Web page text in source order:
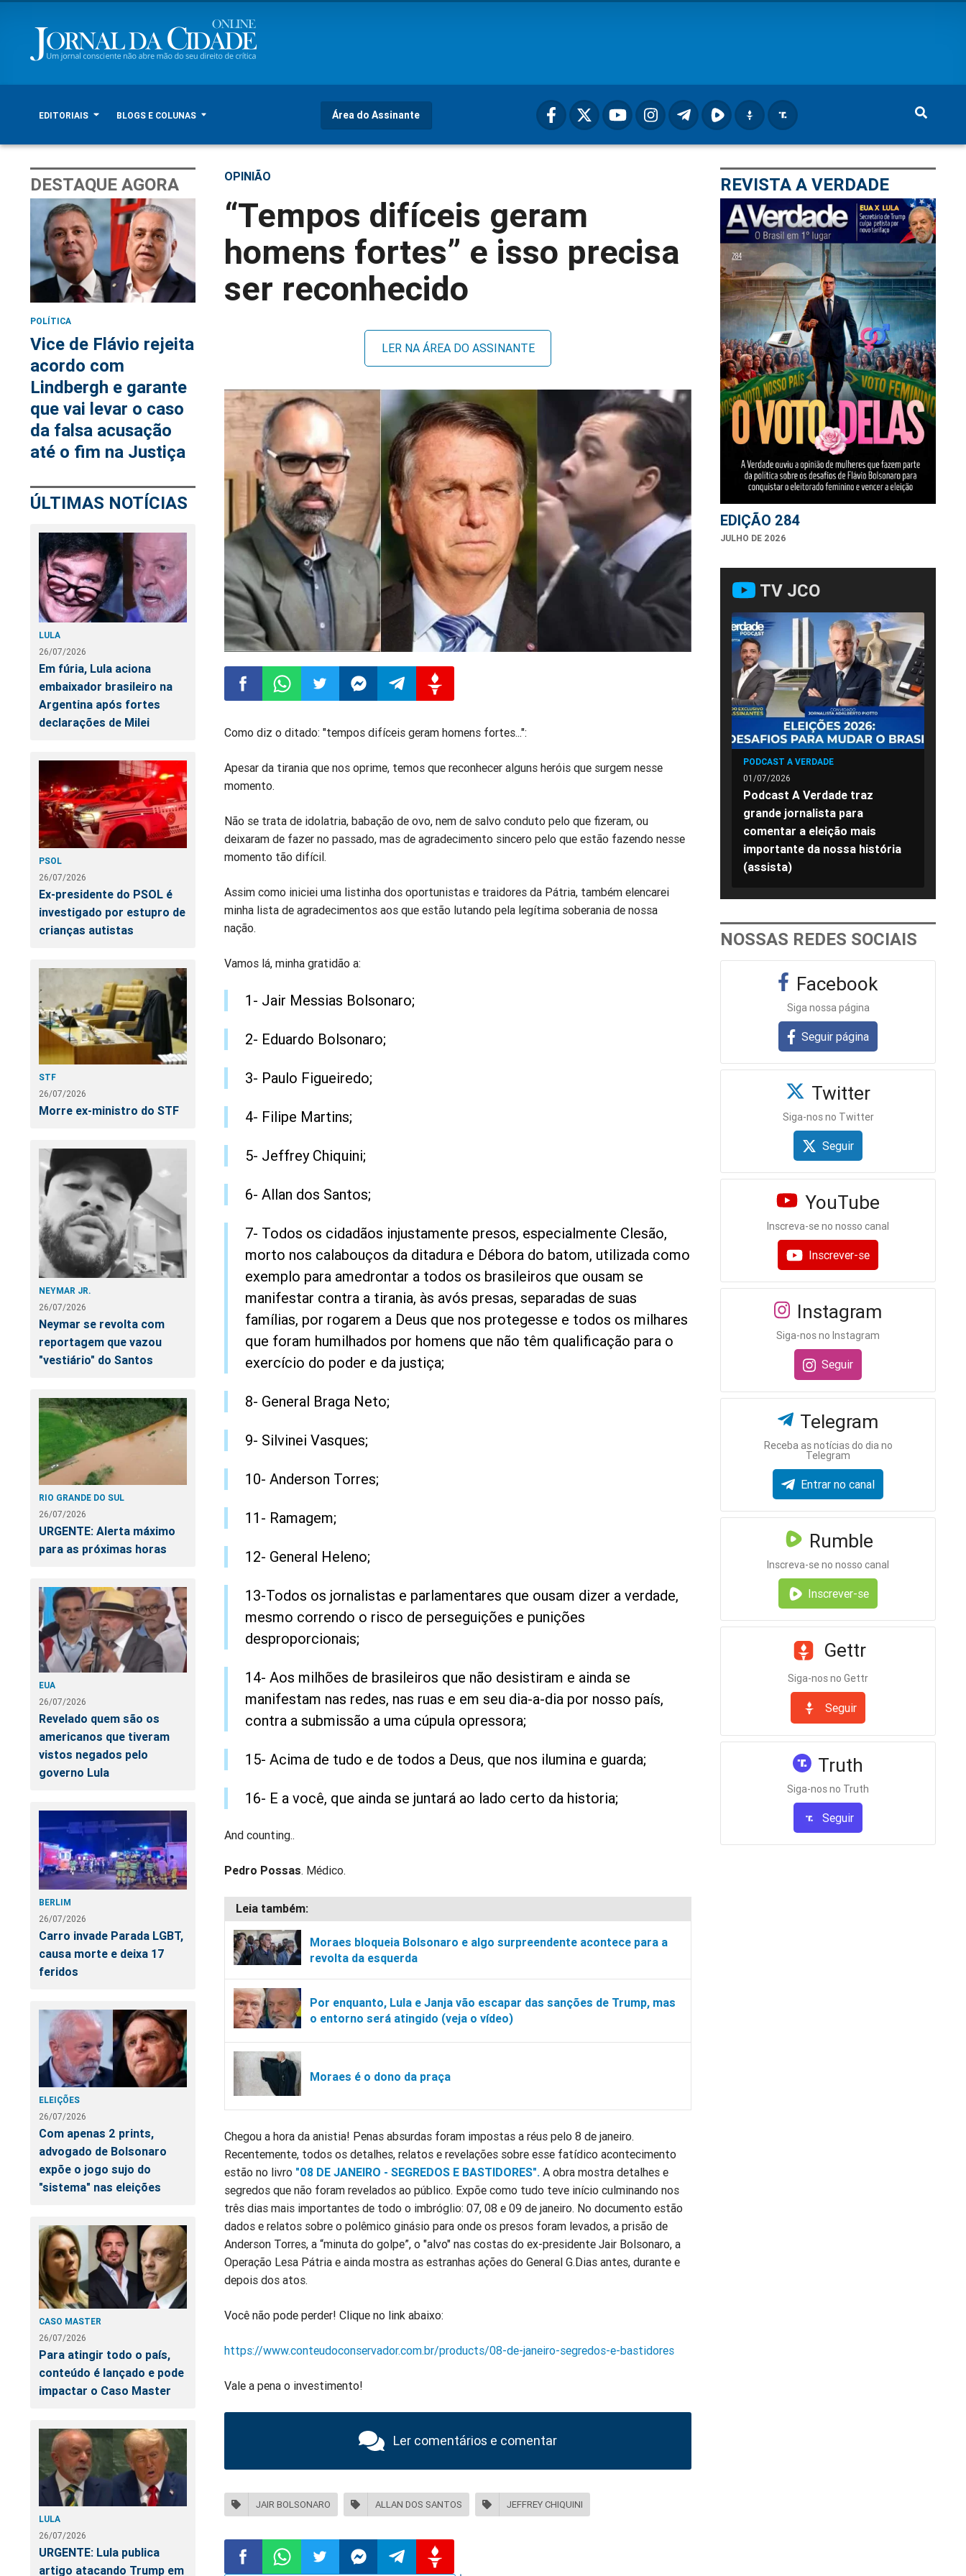
EDITORIAIS BLOGS E COLUNAS Área do Assinante
DESTAQUE AGORA
POLÍTICA
Vice de Flávio rejeita
acordo com
Lindbergh e garante
que vai levar o caso
da falsa acusação
até o fim na Justiça
ÚLTIMAS NOTÍCIAS
LULA
26/07/2026
Em fúria, Lula aciona
embaixador brasileiro na
Argentina após fortes
declarações de Milei
PSOL
26/07/2026
Ex-presidente do PSOL é
investigado por estupro de
crianças autistas
STF
26/07/2026
Morre ex-ministro do STF
NEYMAR JR.
26/07/2026
Neymar se revolta com
reportagem que vazou
"vestiário" do Santos
RIO GRANDE DO SUL
26/07/2026
URGENTE: Alerta máximo
para as próximas horas
EUA
26/07/2026
Revelado quem são os
americanos que tiveram
vistos negados pelo
governo Lula
BERLIM
26/07/2026
Carro invade Parada LGBT,
causa morte e deixa 17
feridos
ELEIÇÕES
26/07/2026
Com apenas 2 prints,
advogado de Bolsonaro
expõe o jogo sujo do
"sistema" nas eleições
CASO MASTER
26/07/2026
Para atingir todo o país,
conteúdo é lançado e pode
impactar o Caso Master
LULA
26/07/2026
URGENTE: Lula publica
artigo atacando Trump em
OPINIÃO
“Tempos difíceis geram
homens fortes” e isso precisa
ser reconhecido
LER NA ÁREA DO ASSINANTE
FacebookWhatsapp
Como diz o ditado: "tempos difíceis geram homens fortes...":
Apesar da tirania que nos oprime, temos que reconhecer alguns heróis que surgem nesse
momento.
Não se trata de idolatria, babação de ovo, nem de salvo conduto pelo que fizeram, ou
deixaram de fazer no passado, mas de agradecimento sincero pelo que estão fazendo nesse
momento tão difícil.
Assim como iniciei uma listinha dos oportunistas e traidores da Pátria, também elencarei
minha lista de agradecimentos aos que estão lutando pela legítima soberania de nossa
nação.
Vamos lá, minha gratidão a:
1- Jair Messias Bolsonaro;
2- Eduardo Bolsonaro;
3- Paulo Figueiredo;
4- Filipe Martins;
5- Jeffrey Chiquini;
6- Allan dos Santos;
7- Todos os cidadãos injustamente presos, especialmente Clesão,
morto nos calabouços da ditadura e Débora do batom, utilizada como
exemplo para amedrontar a todos os brasileiros que ousam se
manifestar contra a tirania, às avós presas, separadas de suas
famílias, por rogarem a Deus que nos protegesse e todos os milhares
que foram humilhados por homens que não têm qualificação para o
exercício do poder e da justiça;
8- General Braga Neto;
9- Silvinei Vasques;
10- Anderson Torres;
11- Ramagem;
12- General Heleno;
13-Todos os jornalistas e parlamentares que ousam dizer a verdade,
mesmo correndo o risco de perseguições e punições
desproporcionais;
14- Aos milhões de brasileiros que não desistiram e ainda se
manifestam nas redes, nas ruas e em seu dia-a-dia por nosso país,
contra a submissão a uma cúpula opressora;
15- Acima de tudo e de todos a Deus, que nos ilumina e guarda;
16- E a você, que ainda se juntará ao lado certo da historia;
And counting..
Pedro Possas. Médico.
Moraes bloqueia Bolsonaro e algo surpreendente acontece para a
revolta da esquerda
Por enquanto, Lula e Janja vão escapar das sanções de Trump, mas
o entorno será atingido (veja o vídeo)
Moraes é o dono da praça
Chegou a hora da anistia! Penas absurdas foram impostas a réus pelo 8 de janeiro.
Recentemente, todos os detalhes, relatos e revelações sobre esse fatídico acontecimento
estão no livro "08 DE JANEIRO - SEGREDOS E BASTIDORES". A obra mostra detalhes e
segredos que não foram revelados ao público. Expõe como tudo teve início culminando nos
três dias mais importantes de todo o imbróglio: 07, 08 e 09 de janeiro. No documento estão
dados e relatos sobre o polêmico ginásio para onde os presos foram levados, a prisão de
Anderson Torres, a “minuta do golpe”, o "alvo" nas costas do ex-presidente Jair Bolsonaro, a
Operação Lesa Pátria e ainda mostra as estranhas ações do General G.Dias antes, durante e
depois dos atos.
Você não pode perder! Clique no link abaixo:
https://www.conteudoconservador.com.br/products/08-de-janeiro-segredos-e-bastidores
Vale a pena o investimento!
Ler comentários e comentar
JAIR BOLSONARO ALLAN DOS SANTOS JEFFREY CHIQUINI
REVISTA A VERDADE
EDIÇÃO 284
JULHO DE 2026
TV JCO
PODCAST A VERDADE
01/07/2026
Podcast A Verdade traz
grande jornalista para
comentar a eleição mais
importante da nossa história
(assista)
NOSSAS REDES SOCIAIS
Facebook
Siga nossa página
Seguir página
Twitter
Siga-nos no Twitter
Seguir
YouTube
Inscreva-se no nosso canal
Inscrever-se
Instagram
Siga-nos no Instagram
Seguir
Telegram
Receba as notícias do dia no
Telegram
Entrar no canal
Rumble
Inscreva-se no nosso canal
Inscrever-se
Gettr
Siga-nos no Gettr
Seguir
Truth
Siga-nos no Truth
Seguir